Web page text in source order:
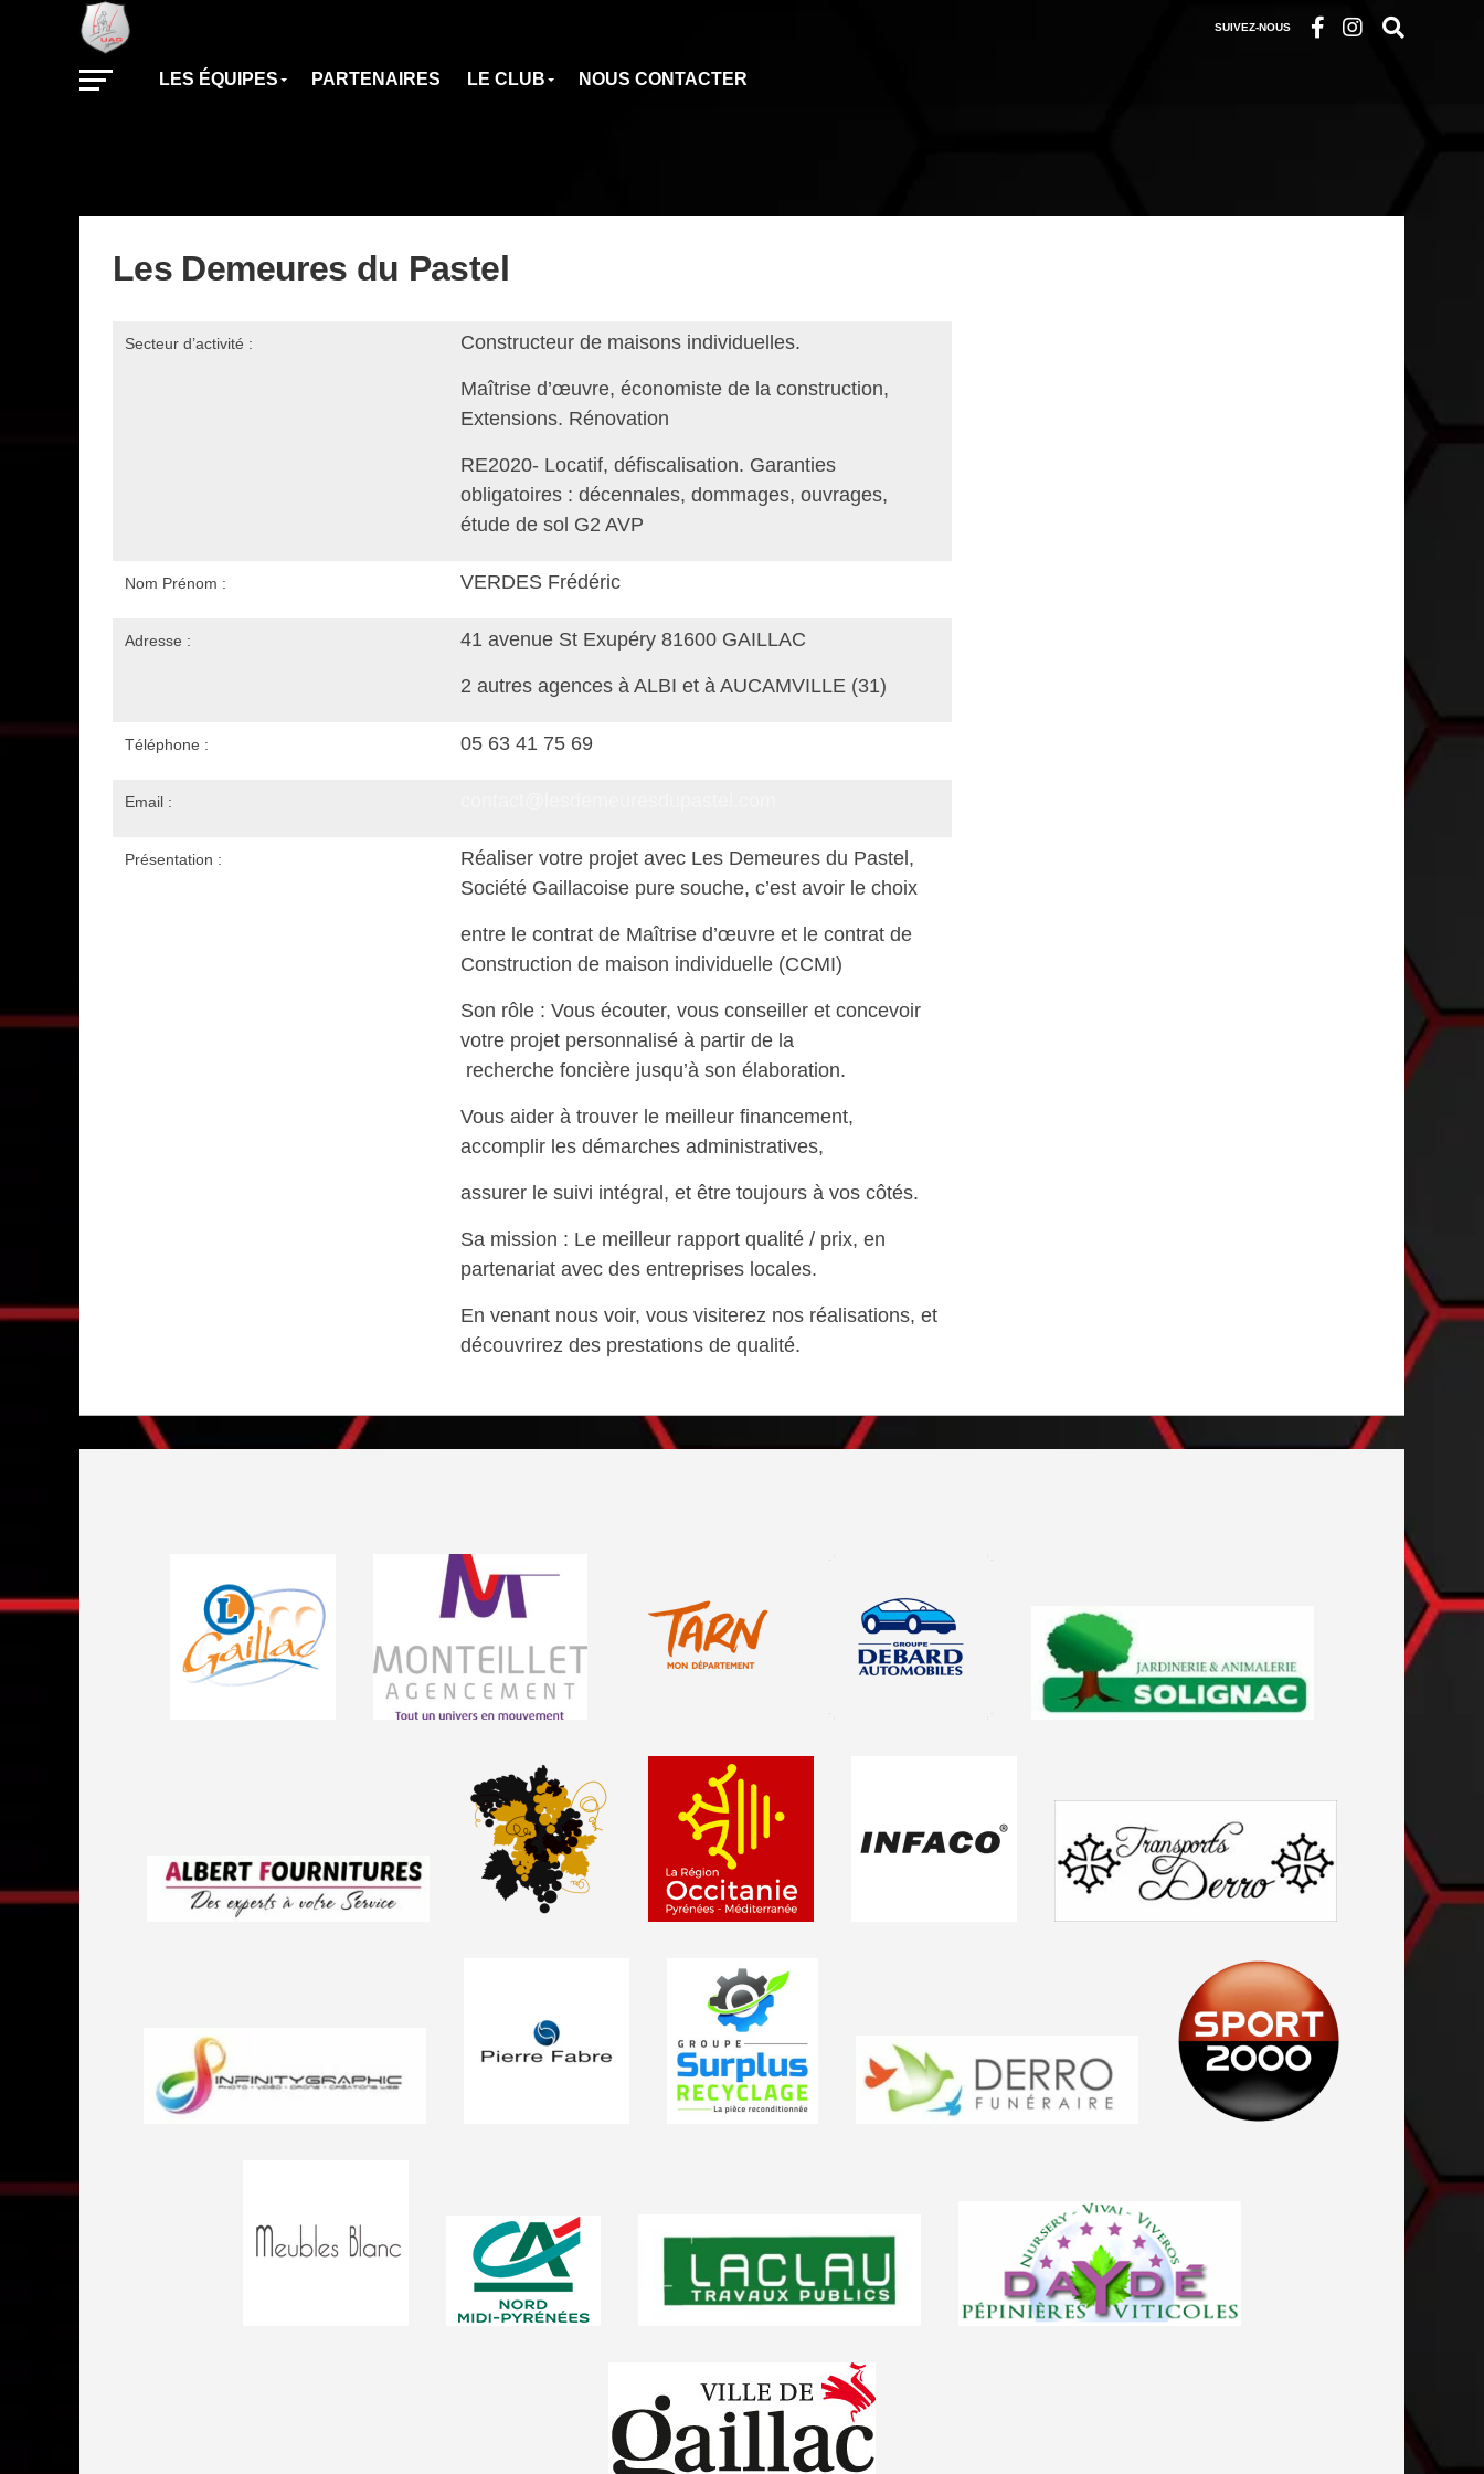
SUIVEZ-NOUS
LES ÉQUIPES PARTENAIRES LE CLUB NOUS CONTACTER
Les Demeures du Pastel
Secteur d’activité :
Constructeur de maisons individuelles.
Maîtrise d’œuvre, économiste de la construction,
Extensions. Rénovation
RE2020- Locatif, défiscalisation. Garanties
obligatoires : décennales, dommages, ouvrages,
étude de sol G2 AVP
Nom Prénom : VERDES Frédéric
Adresse :
41 avenue St Exupéry 81600 GAILLAC
2 autres agences à ALBI et à AUCAMVILLE (31)
Téléphone : 05 63 41 75 69
Email :
Présentation :
Réaliser votre projet avec Les Demeures du Pastel,
Société Gaillacoise pure souche, c’est avoir le choix
entre le contrat de Maîtrise d’œuvre et le contrat de
Construction de maison individuelle (CCMI)
Son rôle : Vous écouter, vous conseiller et concevoir
votre projet personnalisé à partir de la
recherche foncière jusqu’à son élaboration.
Vous aider à trouver le meilleur financement,
accomplir les démarches administratives,
assurer le suivi intégral, et être toujours à vos côtés.
Sa mission : Le meilleur rapport qualité / prix, en
partenariat avec des entreprises locales.
En venant nous voir, vous visiterez nos réalisations, et
découvrirez des prestations de qualité.